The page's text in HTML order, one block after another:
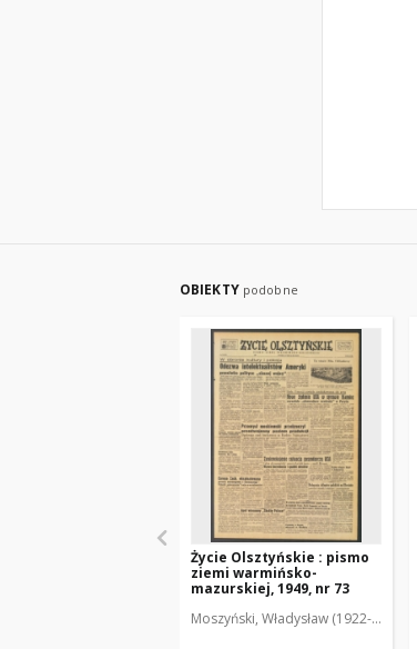
OBIEKTY podobne
Życie Olsztyńskie : pismo
ziemi warmińsko-
mazurskiej, 1949, nr 73
Moszyński, Władysław (1922-2001).